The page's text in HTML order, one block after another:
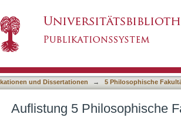
und Dissertationen → 5 Philosophische
Auflistung 5 Philosophische